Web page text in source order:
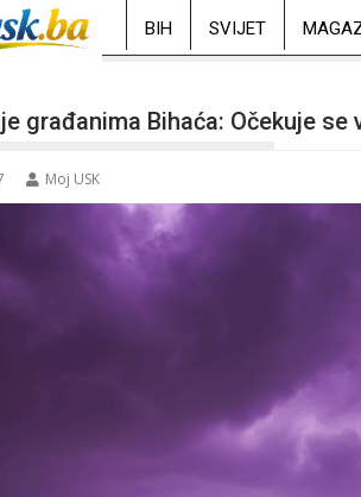
BIH SVIJET
građanima Bihaća: Očekuje se
Moj USK